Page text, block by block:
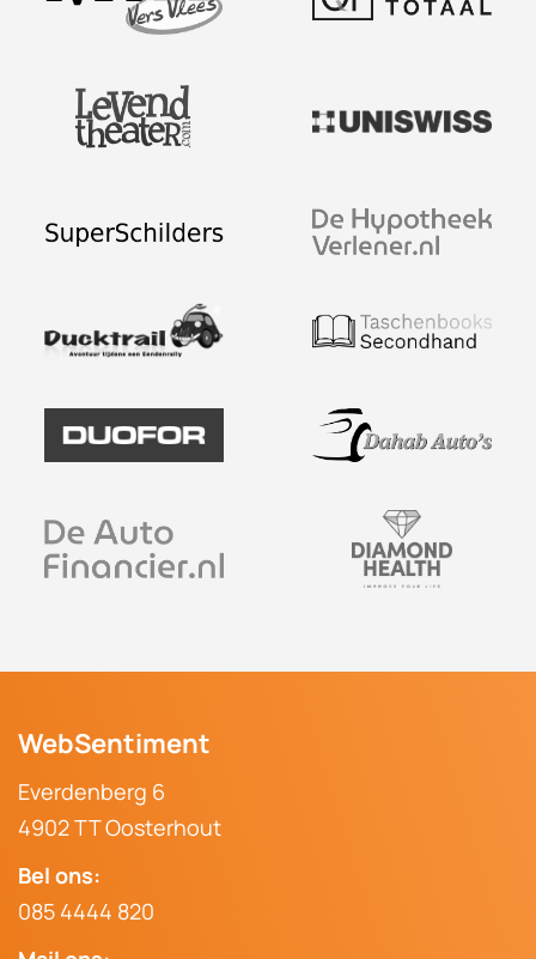
Afspraak maken
WebSentiment
Everdenberg 6
4902 TT Oosterhout
Bel ons:
085 4444 820